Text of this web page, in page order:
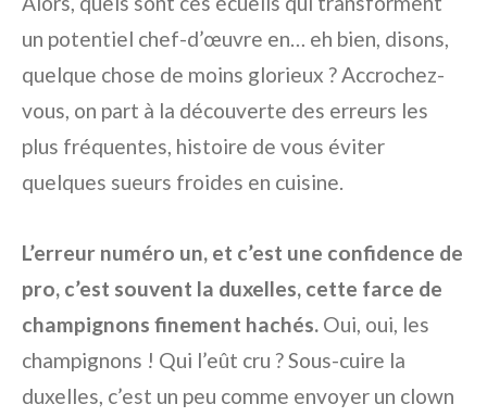
un potentiel chef-d’œuvre en… eh bien, disons,
quelque chose de moins glorieux ? Accrochez-
vous, on part à la découverte des erreurs les
plus fréquentes, histoire de vous éviter
quelques sueurs froides en cuisine.
L’erreur numéro un, et c’est une confidence de
pro, c’est souvent la duxelles, cette farce de
champignons finement hachés. Oui, oui, les
champignons ! Qui l’eût cru ? Sous-cuire la
duxelles, c’est un peu comme envoyer un clown